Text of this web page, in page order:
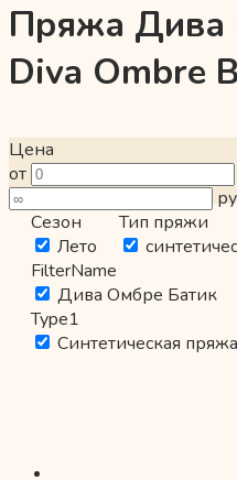
Пряжа Дива
Diva Ombre
Цена
от
Сезон
Лето
Тип пряжи
FilterName
Дива Омбре Батик
Type1
Синтетическая пряжа